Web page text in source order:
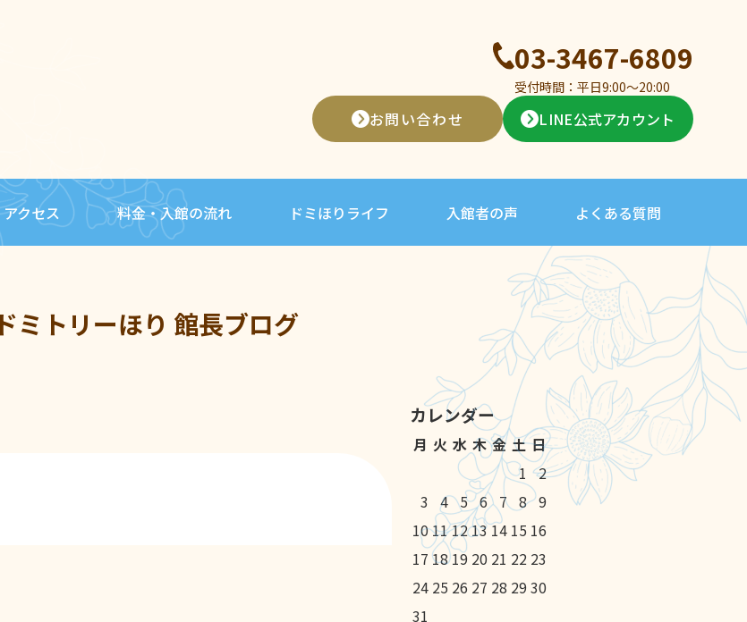
03-3467-6809
受付時間：平日9:00〜20:00
お問い合わせ LINE公式アカウント
アクセス 料金・入館の流れ ドミほりライフ 入館者の声 よくある質問
ドミトリーほり 館長ブログ
カレンダー
月 火 水 木 金 土 日
1
2
3 4 5 6 7 8 9
1011121314 15 16
17 18 19 20 21 22 23
24 25 26 27 28 2930
31